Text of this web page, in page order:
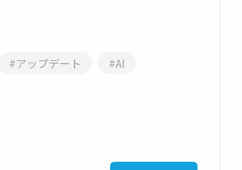
#アップデート #AI